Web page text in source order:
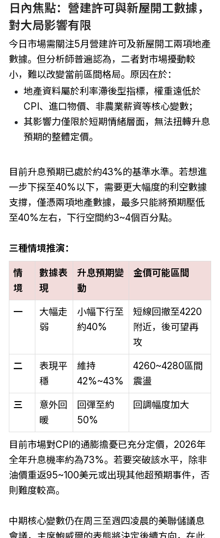
日內焦點：營建許可與新屋開工數據，
對大局影響有限
今日市場需關注5月營建許可及新屋開工兩項地產
數據。但分析師普遍認為，二者對市場擾動較
小，難以改變當前區間格局。原因在於：
地產資料屬於利率滯後型指標，權重遠低於
CPI、進口物價、非農業薪資等核心變數；
其影響力僅限於短期情緒層面，無法扭轉升息
預期的整體定價。
目前升息預期已處於約43%的基準水準。若想進
一步下探至40%以下，需要更大幅度的利空數據
支撐，僅憑兩項地產數據，最多只能將預期壓低
至40%左右，下行空間約3~4個百分點。
三種情境推演：
情
境
數據表
現
升息預期變
動
金價可能區間
一
大幅走
弱
小幅下行至
約40%
短線回撤至4220
附近，後可望再
攻
二
表現平
穩
維持
42%~43%
4260~4280區間
震盪
三
意外回
暖
回彈至約
50%
回調幅度加大
目前市場對CPI的通膨擔憂已充分定價，2026年
全年升息機率約為73%。若要突破該水平，除非
油價重返95~100美元或出現其他超預期事件，否
則難度較高。
中期核心變數仍在周三至週四凌晨的美聯儲議息